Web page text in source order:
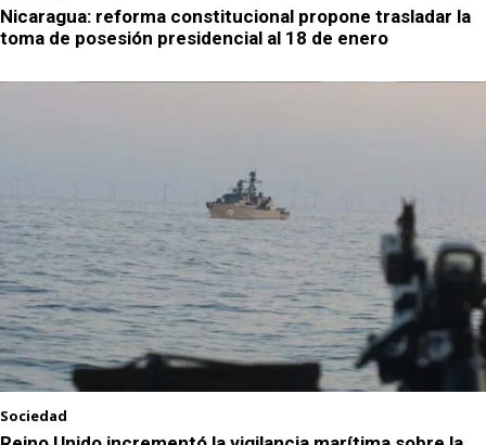
Nicaragua: reforma constitucional propone trasladar la
toma de posesión presidencial al 18 de enero
Sociedad